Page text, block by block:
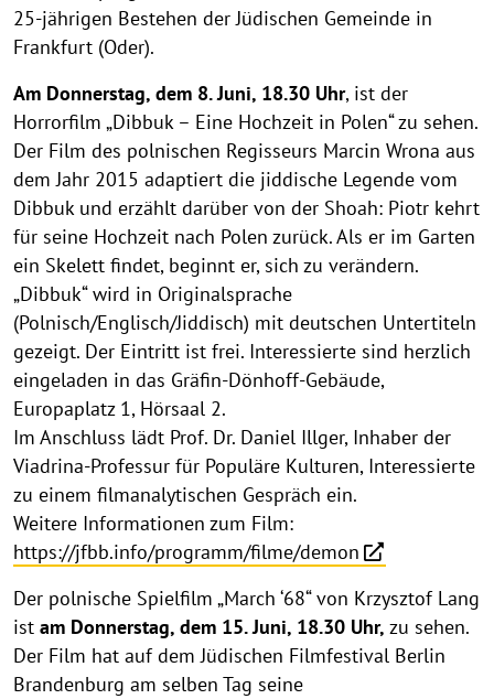
25-jährigen Bestehen der Jüdischen Gemeinde in
Frankfurt (Oder).
Am Donnerstag, dem 8. Juni, 18.30 Uhr, ist der
Horrorfilm „Dibbuk – Eine Hochzeit in Polen“ zu sehen.
Der Film des polnischen Regisseurs Marcin Wrona aus
dem Jahr 2015 adaptiert die jiddische Legende vom
Dibbuk und erzählt darüber von der Shoah: Piotr kehrt
für seine Hochzeit nach Polen zurück. Als er im Garten
ein Skelett findet, beginnt er, sich zu verändern.
„Dibbuk“ wird in Originalsprache
(Polnisch/Englisch/Jiddisch) mit deutschen Untertiteln
gezeigt. Der Eintritt ist frei. Interessierte sind herzlich
eingeladen in das Gräfin-Dönhoff-Gebäude,
Europaplatz 1, Hörsaal 2.
Im Anschluss lädt Prof. Dr. Daniel Illger, Inhaber der
Viadrina-Professur für Populäre Kulturen, Interessierte
zu einem filmanalytischen Gespräch ein.
Weitere Informationen zum Film:
https://jfbb.info/programm/filme/demon
Der polnische Spielfilm „March ‘68“ von Krzysztof Lang
ist am Donnerstag, dem 15. Juni, 18.30 Uhr, zu sehen.
Der Film hat auf dem Jüdischen Filmfestival Berlin
Brandenburg am selben Tag seine